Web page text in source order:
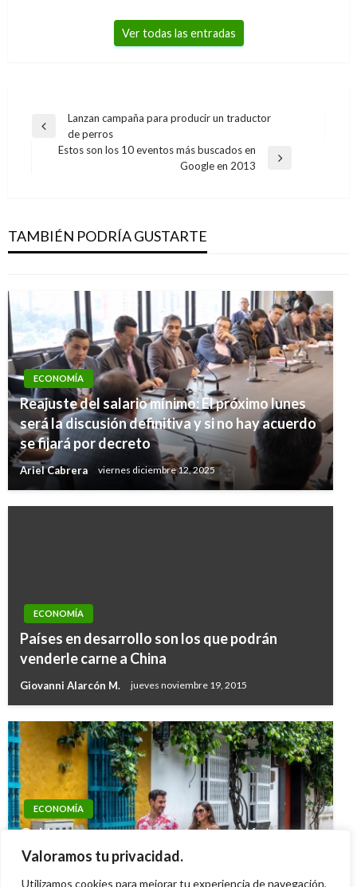
Valoramos tu privacidad.
Utilizamos cookies para mejorar tu experiencia de navegación,
Ver todas las entradas
Navegación
Entrada
anterior
Lanzan campaña para producir un traductor
de perros
Estos son los 10 eventos más buscados en
Google en 2013
TAMBIÉN PODRÍA GUSTARTE
Davivienda Corredores
Manuel Reyes Beltran lunes septiembre 24, 2018
ECONOMÍA
Reajuste del salario mínimo: El próximo lunes
será la discusión definitiva y si no hay acuerdo
se fijará por decreto
Ariel Cabrera viernes diciembre 12, 2025
ECONOMÍA
Países en desarrollo son los que podrán
venderle carne a China
Giovanni Alarcón M. jueves noviembre 19, 2015
ECONOMÍA
Gobierno propone aumentar inversión en
turismo sostenible para atraer a 7,5 millones